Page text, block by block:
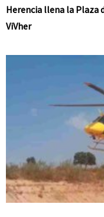
Herencia llena la Plaza
ViVher